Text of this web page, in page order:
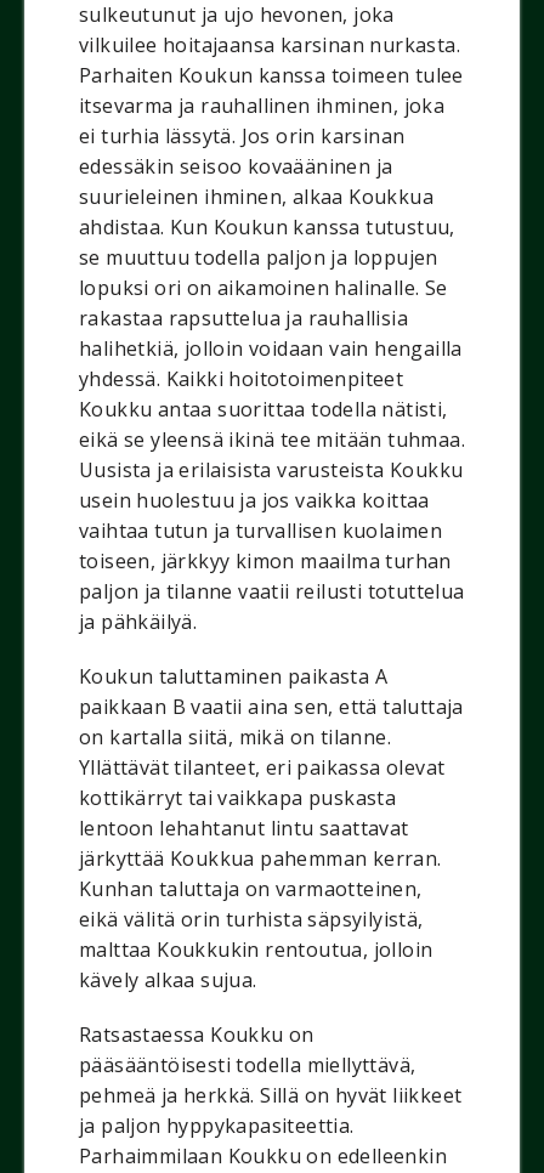
sulkeutunut ja ujo hevonen, joka
vilkuilee hoitajaansa karsinan nurkasta.
Parhaiten Koukun kanssa toimeen tulee
itsevarma ja rauhallinen ihminen, joka
ei turhia lässytä. Jos orin karsinan
edessäkin seisoo kovaääninen ja
suurieleinen ihminen, alkaa Koukkua
ahdistaa. Kun Koukun kanssa tutustuu,
se muuttuu todella paljon ja loppujen
lopuksi ori on aikamoinen halinalle. Se
rakastaa rapsuttelua ja rauhallisia
halihetkiä, jolloin voidaan vain hengailla
yhdessä. Kaikki hoitotoimenpiteet
Koukku antaa suorittaa todella nätisti,
eikä se yleensä ikinä tee mitään tuhmaa.
Uusista ja erilaisista varusteista Koukku
usein huolestuu ja jos vaikka koittaa
vaihtaa tutun ja turvallisen kuolaimen
toiseen, järkkyy kimon maailma turhan
paljon ja tilanne vaatii reilusti totuttelua
ja pähkäilyä.
Koukun taluttaminen paikasta A
paikkaan B vaatii aina sen, että taluttaja
on kartalla siitä, mikä on tilanne.
Yllättävät tilanteet, eri paikassa olevat
kottikärryt tai vaikkapa puskasta
lentoon lehahtanut lintu saattavat
järkyttää Koukkua pahemman kerran.
Kunhan taluttaja on varmaotteinen,
eikä välitä orin turhista säpsyilyistä,
malttaa Koukkukin rentoutua, jolloin
kävely alkaa sujua.
Ratsastaessa Koukku on
pääsääntöisesti todella miellyttävä,
pehmeä ja herkkä. Sillä on hyvät liikkeet
ja paljon hyppykapasiteettia.
Parhaimmilaan Koukku on edelleenkin